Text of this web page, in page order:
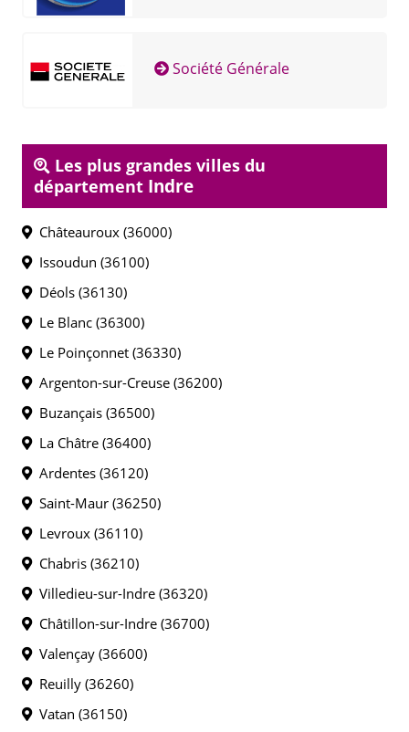
Société Générale
Les plus grandes villes du
département Indre
Châteauroux (36000)
Issoudun (36100)
Déols (36130)
Le Blanc (36300)
Le Poinçonnet (36330)
Argenton-sur-Creuse (36200)
Buzançais (36500)
La Châtre (36400)
Ardentes (36120)
Saint-Maur (36250)
Levroux (36110)
Chabris (36210)
Villedieu-sur-Indre (36320)
Châtillon-sur-Indre (36700)
Valençay (36600)
Reuilly (36260)
Vatan (36150)